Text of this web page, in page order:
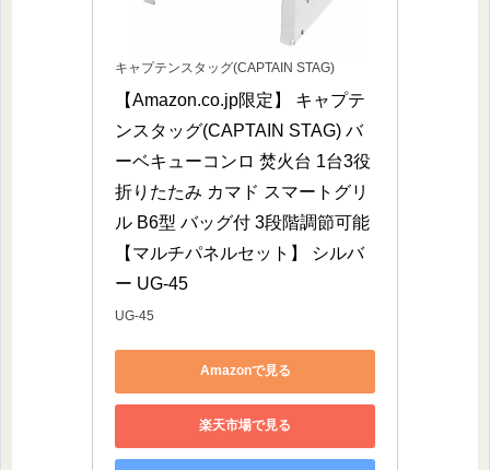
キャプテンスタッグ(CAPTAIN STAG)
【Amazon.co.jp限定】 キャプテ
ンスタッグ(CAPTAIN STAG) バ
ーベキューコンロ 焚火台 1台3役
折りたたみ カマド スマートグリ
ル B6型 バッグ付 3段階調節可能
【マルチパネルセット】 シルバ
ー UG-45
UG-45
Amazonで見る
楽天市場で見る